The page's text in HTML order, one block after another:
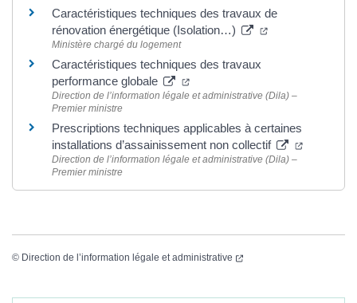
Caractéristiques techniques des travaux de
rénovation énergétique (Isolation…)
Ministère chargé du logement
Caractéristiques techniques des travaux
performance globale
Direction de l’information légale et administrative (Dila) –
Premier ministre
Prescriptions techniques applicables à certaines
installations d’assainissement non collectif
Direction de l’information légale et administrative (Dila) –
Premier ministre
© Direction de l’information légale et administrative